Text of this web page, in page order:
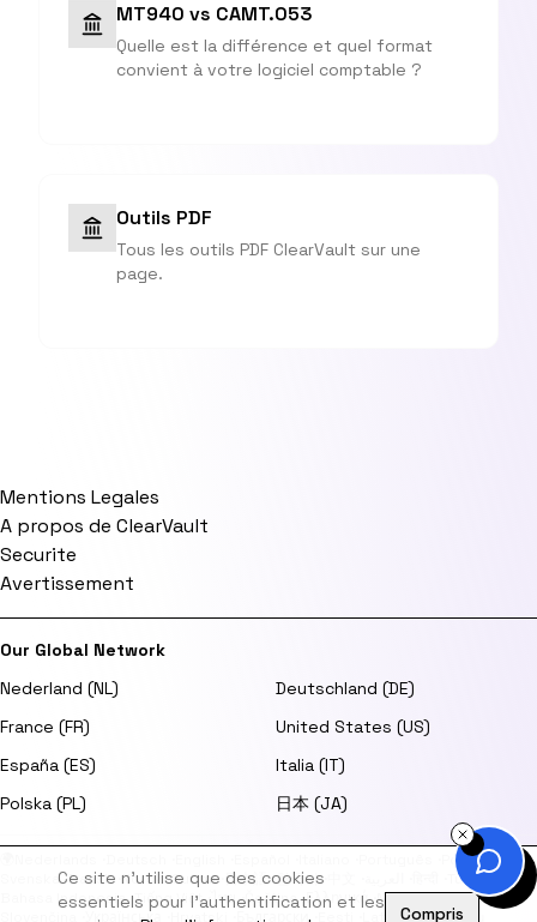
MT940 vs CAMT.053
Quelle est la différence et quel format
convient à votre logiciel comptable ?
Outils PDF
Tous les outils PDF ClearVault sur une
page.
Mentions Legales
A propos de ClearVault
Securite
Avertissement
Our Global Network
Nederland (NL)
Deutschland (DE)
France (FR)
United States (US)
España (ES)
Italia (IT)
Polska (PL)
日本 (JA)
Polski
Svenska ·Dansk Norsk ·Suomi 日本語 ·한국어 Türkçe
Bahasa Indonesia ·Tiếng Việt · ไทย ·Čeština ·Ελληνικά ·Magyar ·Română ·
Українська Hrvatski Български Latviešu ·Lietuvių
Ce site n'utilise que des cookies
essentiels pour l'authentification et les
Compris